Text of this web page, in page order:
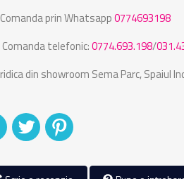
Comanda prin Whatsapp0774693198
Comanda telefonic:0774.693.198/
ridica din showroom Sema Parc, Spaiul
DistribuitiTweet